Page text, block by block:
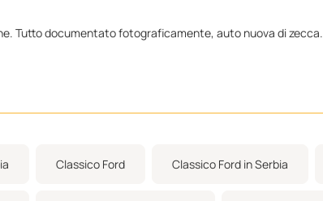
Tutto documentato fotograficamente, auto nuova di zecca.
Classico Ford Classico Ford in Serbia